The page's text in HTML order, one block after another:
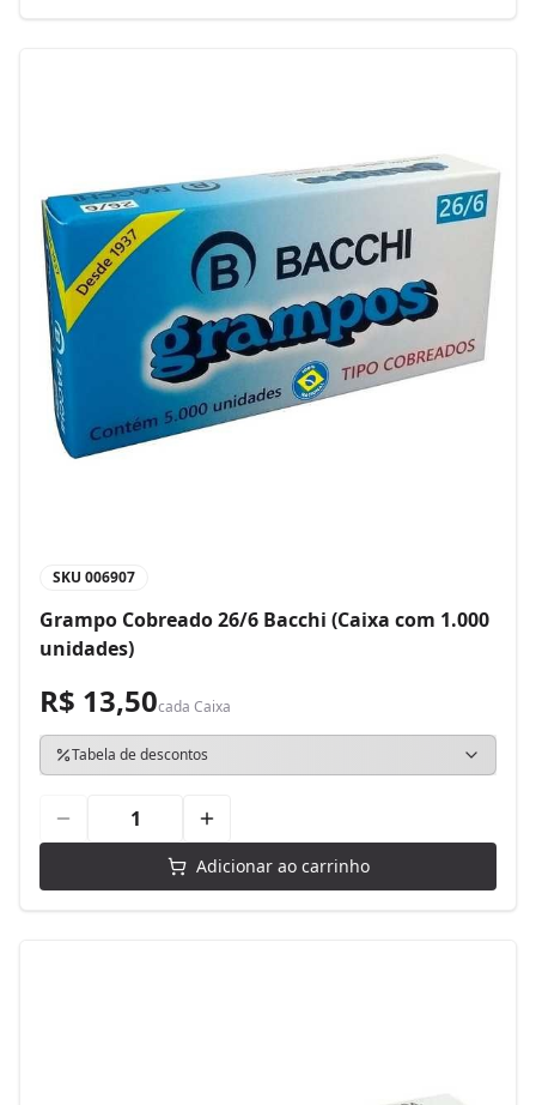
SKU 006907
Grampo Cobreado 26/6 Bacchi (Caixa com 1.000
unidades)
R$ 13,50cada Caixa
Tabela de descontos
Adicionar ao carrinho